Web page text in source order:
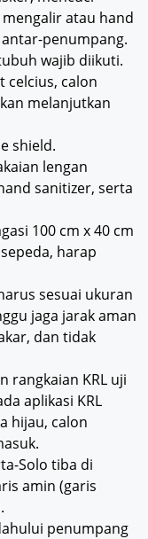
atau hand
penumpang.
wajib diikuti.
celcius, calon
melanjutkan
shield.
lengan
sanitizer, serta
100 cm x 40 cm
harap
sesuai ukuran
jaga jarak aman
dan tidak
rangkaian KRL uji
aplikasi KRL
hijau, calon
Solo tiba di
amin (garis
penumpang